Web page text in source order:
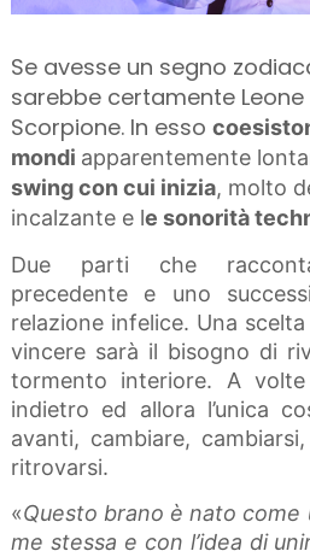
Se avesse un segno
sarebbe certamente
Scorpione. In esso
mondi apparentemente
swing con cui inizia, molto
incalzante e le sonorità
Due parti che
precedente e uno
relazione infelice. Una
vincere sarà il bisogno di
tormento interiore. A
indietro ed allora l’unica
avanti, cambiare,
ritrovarsi.
«Questo brano è nato come
me stessa e con l’idea di